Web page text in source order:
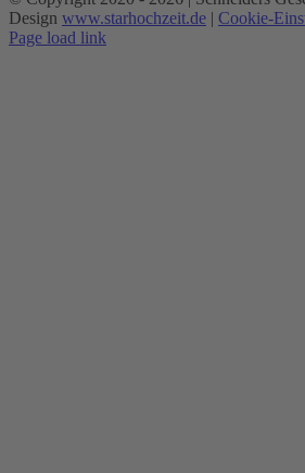
Design www.starhochzeit.de | Cookie-
Page load link